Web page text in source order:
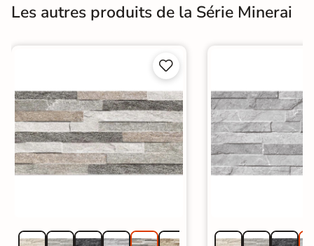
Les autres produits de la Série Minerai

